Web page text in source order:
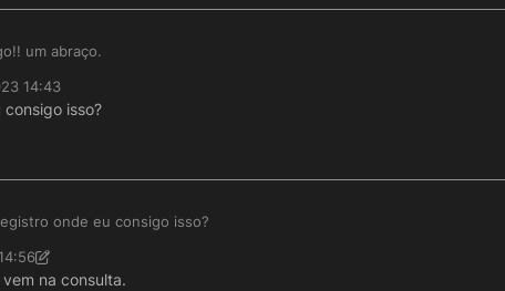
um abraço.
14:43
consigo isso?
onde eu consigo isso?
na consulta.